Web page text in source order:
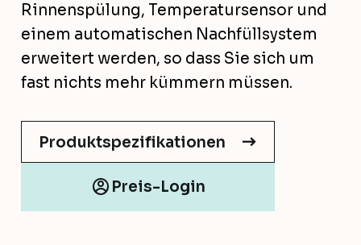
Rinnenspülung, Temperatursensor und
einem automatischen Nachfüllsystem
erweitert werden, so dass Sie sich um
fast nichts mehr kümmern müssen.
Produktspezifikationen
Preis-Login